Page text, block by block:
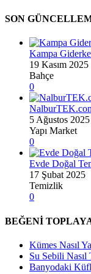
SON
Kampa
19 Kasım 2025
Bahçe
0
5 Ağustos 2025
Yapı Market
0
Evde Doğal
17 Şubat 2025
Temizlik
0
BEĞENİ
Kümes Nasıl
Su Sebili Nasıl
Banyodaki